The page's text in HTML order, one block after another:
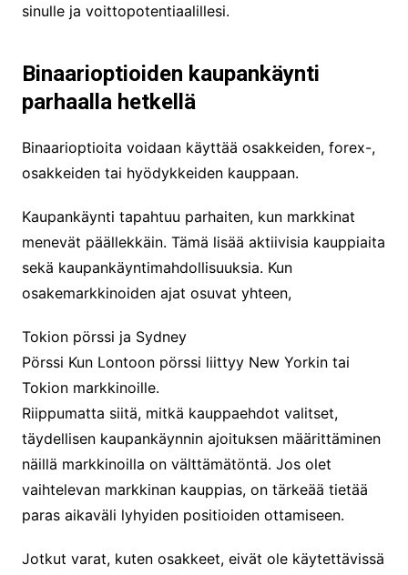
sinulle ja voittopotentiaalillesi.
Binaarioptioiden kaupankäynti
parhaalla hetkellä
Binaarioptioita voidaan käyttää osakkeiden, forex-,
osakkeiden tai hyödykkeiden kauppaan.
Kaupankäynti tapahtuu parhaiten, kun markkinat
menevät päällekkäin. Tämä lisää aktiivisia kauppiaita
sekä kaupankäyntimahdollisuuksia. Kun
osakemarkkinoiden ajat osuvat yhteen,
Tokion pörssi ja Sydney
Pörssi Kun Lontoon pörssi liittyy New Yorkin tai
Tokion markkinoille.
Riippumatta siitä, mitkä kauppaehdot valitset,
täydellisen kaupankäynnin ajoituksen määrittäminen
näillä markkinoilla on välttämätöntä. Jos olet
vaihtelevan markkinan kauppias, on tärkeää tietää
paras aikaväli lyhyiden positioiden ottamiseen.
Jotkut varat, kuten osakkeet, eivät ole käytettävissä